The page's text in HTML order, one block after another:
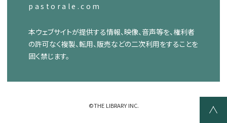
pastorale.com
本ウェブサイトが提供する情報、映像、音声等を、権利者
の許可なく複製、転用、販売などの二次利用をすることを
固く禁じます。
©THE LIBRARY INC.